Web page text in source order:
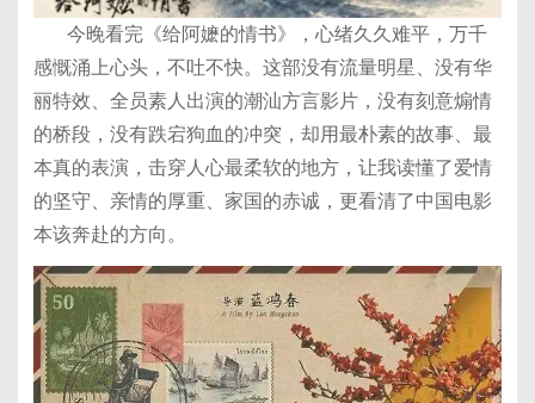
今晚看完《给阿嬷的情书》，心绪久久难平，万千
感慨涌上心头，不吐不快。这部没有流量明星、没有华
丽特效、全员素人出演的潮汕方言影片，没有刻意煽情
的桥段，没有跌宕狗血的冲突，却用最朴素的故事、最
本真的表演，击穿人心最柔软的地方，让我读懂了爱情
的坚守、亲情的厚重、家国的赤诚，更看清了中国电影
本该奔赴的方向。